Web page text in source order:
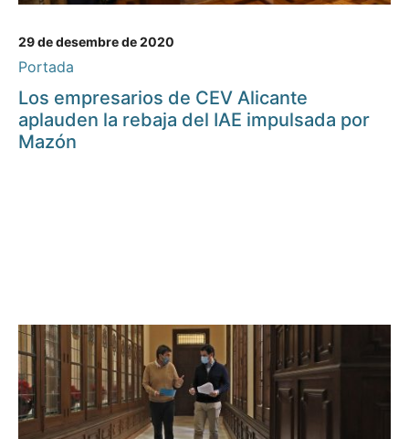
29 de desembre de 2020
Portada
Los empresarios de CEV Alicante
aplauden la rebaja del IAE impulsada por
Mazón